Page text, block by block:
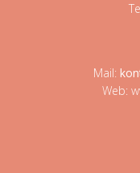
Mail:
Web: